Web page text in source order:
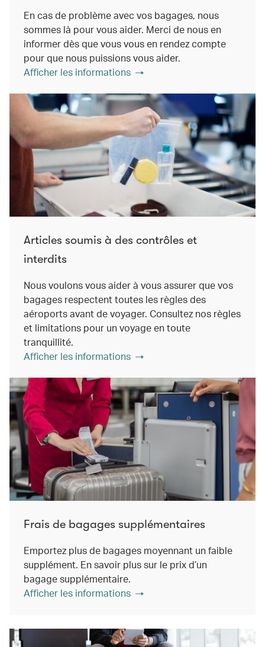
En cas de problème avec vos bagages, nous
sommes là pour vous aider. Merci de nous en
informer dès que vous vous en rendez compte
pour que nous puissions vous aider.
Afficher les informations
Articles soumis à des contrôles et
interdits
Nous voulons vous aider à vous assurer que vos
bagages respectent toutes les règles des
aéroports avant de voyager. Consultez nos règles
et limitations pour un voyage en toute
tranquillité.
Afficher les informations
Frais de bagages supplémentaires
Emportez plus de bagages moyennant un faible
supplément. En savoir plus sur le prix d’un
bagage supplémentaire.
Afficher les informations